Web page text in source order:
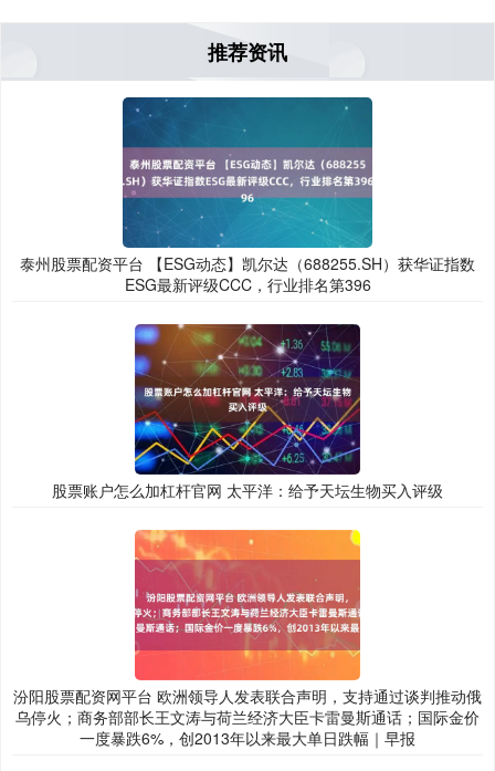
推荐资讯
泰州股票配资平台 【ESG动态】凯尔达（688255.SH）获华证指数
ESG最新评级CCC，行业排名第396
股票账户怎么加杠杆官网 太平洋：给予天坛生物买入评级
汾阳股票配资网平台 欧洲领导人发表联合声明，支持通过谈判推动俄
乌停火；商务部部长王文涛与荷兰经济大臣卡雷曼斯通话；国际金价
一度暴跌6%，创2013年以来最大单日跌幅｜早报